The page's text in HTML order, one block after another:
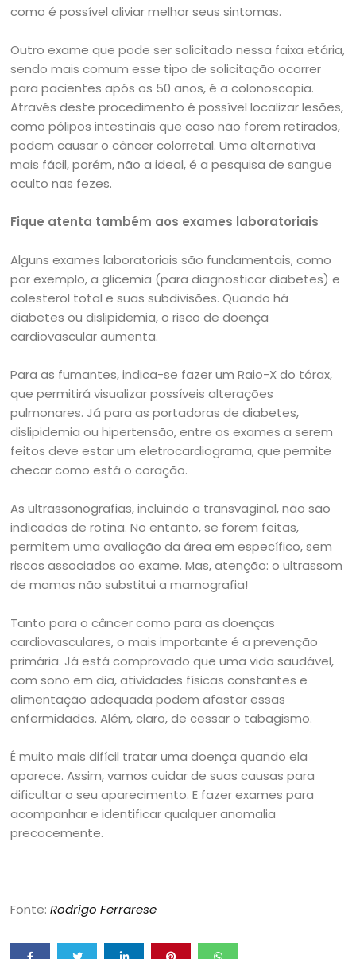
como é possível aliviar melhor seus sintomas.
Outro exame que pode ser solicitado nessa faixa etária,
sendo mais comum esse tipo de solicitação ocorrer
para pacientes após os 50 anos, é a colonoscopia.
Através deste procedimento é possível localizar lesões,
como pólipos intestinais que caso não forem retirados,
podem causar o câncer colorretal. Uma alternativa
mais fácil, porém, não a ideal, é a pesquisa de sangue
oculto nas fezes.
Fique atenta também aos exames laboratoriais
Alguns exames laboratoriais são fundamentais, como
por exemplo, a glicemia (para diagnosticar diabetes) e
colesterol total e suas subdivisões. Quando há
diabetes ou dislipidemia, o risco de doença
cardiovascular aumenta.
Para as fumantes, indica-se fazer um Raio-X do tórax,
que permitirá visualizar possíveis alterações
pulmonares. Já para as portadoras de diabetes,
dislipidemia ou hipertensão, entre os exames a serem
feitos deve estar um eletrocardiograma, que permite
checar como está o coração.
As ultrassonografias, incluindo a transvaginal, não são
indicadas de rotina. No entanto, se forem feitas,
permitem uma avaliação da área em específico, sem
riscos associados ao exame. Mas, atenção: o ultrassom
de mamas não substitui a mamografia!
Tanto para o câncer como para as doenças
cardiovasculares, o mais importante é a prevenção
primária. Já está comprovado que uma vida saudável,
com sono em dia, atividades físicas constantes e
alimentação adequada podem afastar essas
enfermidades. Além, claro, de cessar o tabagismo.
É muito mais difícil tratar uma doença quando ela
aparece. Assim, vamos cuidar de suas causas para
dificultar o seu aparecimento. E fazer exames para
acompanhar e identificar qualquer anomalia
precocemente.
Fonte:Rodrigo Ferrarese